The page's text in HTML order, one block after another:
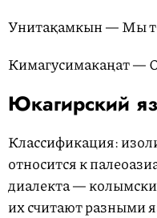
Унитақамкын — Мы
Кимагусимакаңат —
Юкагирский
Классификация:
относится к
диалекта —
их считают разными